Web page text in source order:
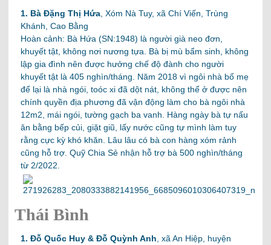
1. Bà Đặng Thị Hứa , Xóm Nà Tuy, xã Chí Viến, Trùng
Khánh, Cao Bằng
Hoàn cảnh: Bà Hứa (SN:1948) là người già neo đơn,
khuyết tật, không nơi nương tựa. Bà bị mù bẩm sinh, không
lập gia đình nên được hưởng chế độ đành cho người
khuyết tật là 405 nghìn/tháng. Năm 2018 vì ngôi nhà bố mẹ
để lại là nhà ngói, toóc xi đã dột nát, không thể ở được nên
chính quyền địa phương đã vận động làm cho bà ngôi nhà
12m2, mái ngói, tường gạch ba vanh. Hàng ngày bà tự nấu
ăn bằng bếp củi, giặt giũ, lấy nước cũng tự mình làm tuy
rằng cực kỳ khó khăn. Lâu lâu có bà con hàng xóm rảnh
cũng hỗ trợ. Quỹ Chia Sẻ nhận hỗ trợ bà 500 nghìn/tháng
từ 2/2022.
Thái Bình
1. Đỗ Quốc Huy & Đỗ Quỳnh Anh ,xã An Hiệp, huyện